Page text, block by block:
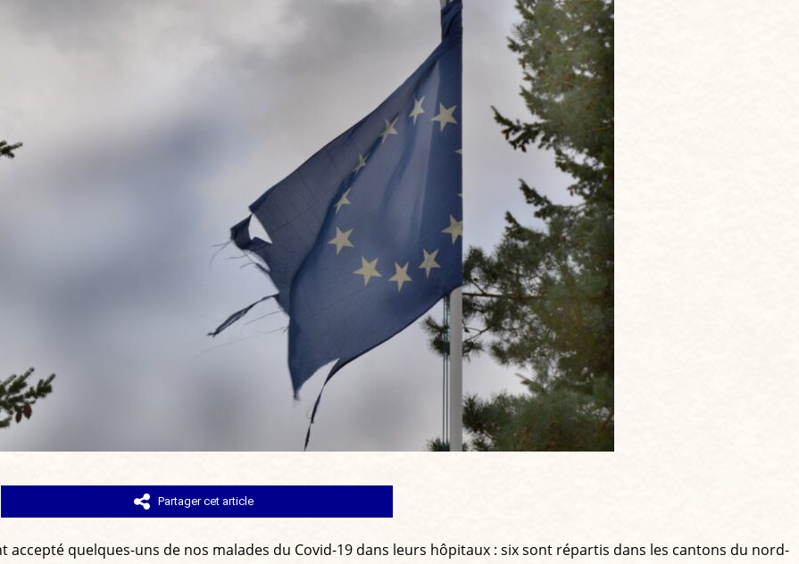
Partager cet article
quelques-uns de nos malades du Covid-19 dans leurs hôpitaux : six sont répartis dans les cantons du nord-